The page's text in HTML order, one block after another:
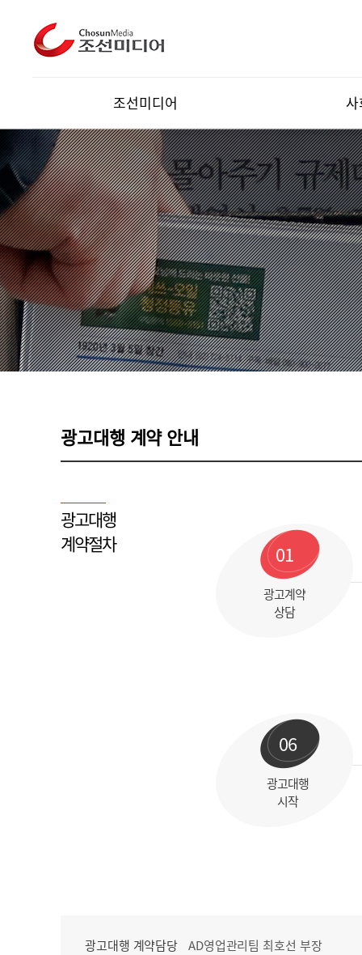
조선미디어
광고대행 계약 안내
광고대행
계약절차
01
광고계약
상담
06
광고대행
시작
광고대행 계약담당 AD영업관리팀 최호선 부장